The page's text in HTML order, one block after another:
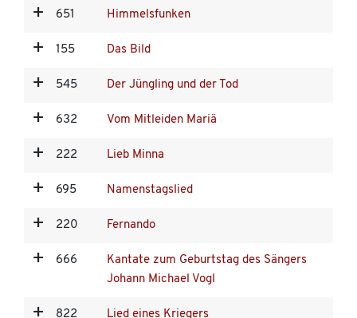
651 Himmelsfunken
155 Das Bild
545 Der Jüngling und der Tod
632 Vom Mitleiden Mariä
222 Lieb Minna
695 Namenstagslied
220 Fernando
666
Kantate zum Geburtstag des Sängers
Johann Michael Vogl
822 Lied eines Kriegers